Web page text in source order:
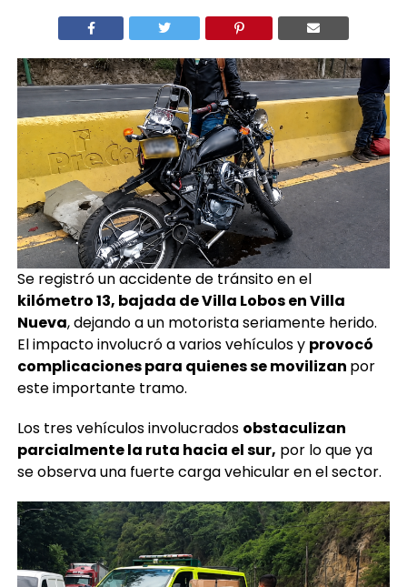
Se registró un accidente de tránsito en el
kilómetro 13, bajada de Villa Lobos en Villa
Nueva, dejando a un motorista seriamente herido.
El impacto involucró a varios vehículos y provocó
complicaciones para quienes se movilizan por
este importante tramo.
Los tres vehículos involucrados obstaculizan
parcialmente la ruta hacia el sur, por lo que ya
se observa una fuerte carga vehicular en el sector.